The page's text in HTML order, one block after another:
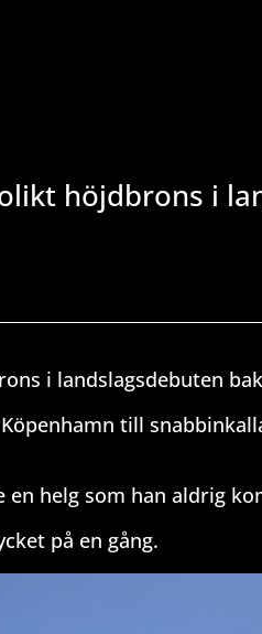
höjdbrons i
i landslagsdebuten
till
en helg som han aldrig
på en gång.